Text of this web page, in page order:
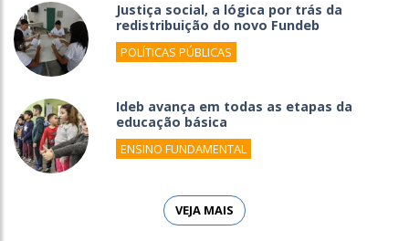
Justiça social, a lógica por trás da
redistribuição do novo Fundeb
POLÍTICAS PÚBLICAS
Ideb avança em todas as etapas da
educação básica
ENSINO FUNDAMENTAL
VEJA MAIS